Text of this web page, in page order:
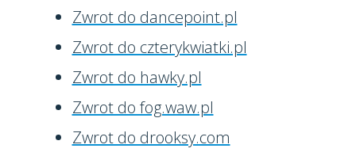
Zwrot do dancepoint.pl
Zwrot do czterykwiatki.pl
Zwrot do hawky.pl
Zwrot do fog.waw.pl
Zwrot do drooksy.com